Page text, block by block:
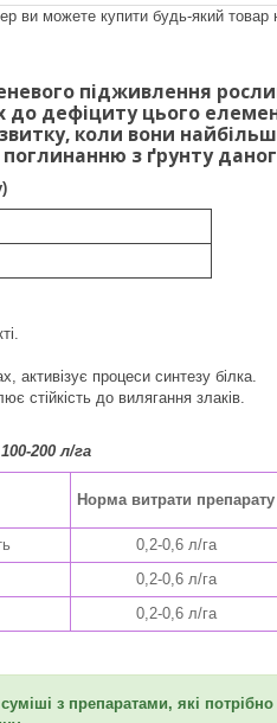
ви можете купити будь-який
підживлення
до дефіциту цього
коли вони
з ґрунту
активізує процеси синтезу білка.
стійкість до вилягання злаків.
200 л/га
Норма витрати препарату
0,2-0,6 л/га
0,2-0,6 л/га
0,2-0,6 л/га
з препаратами, які